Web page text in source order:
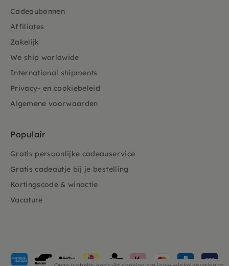
Cadeaubonnen
Affiliates
Zakelijk
We ship worldwide
International shipments
Privacy- en cookiebeleid
Algemene voorwaarden
Populair
Gratis persoonlijke cadeauservice
Gratis cadeautje bij je bestelling
Kortingscode & winactie
Vacature
Geaccepteerde